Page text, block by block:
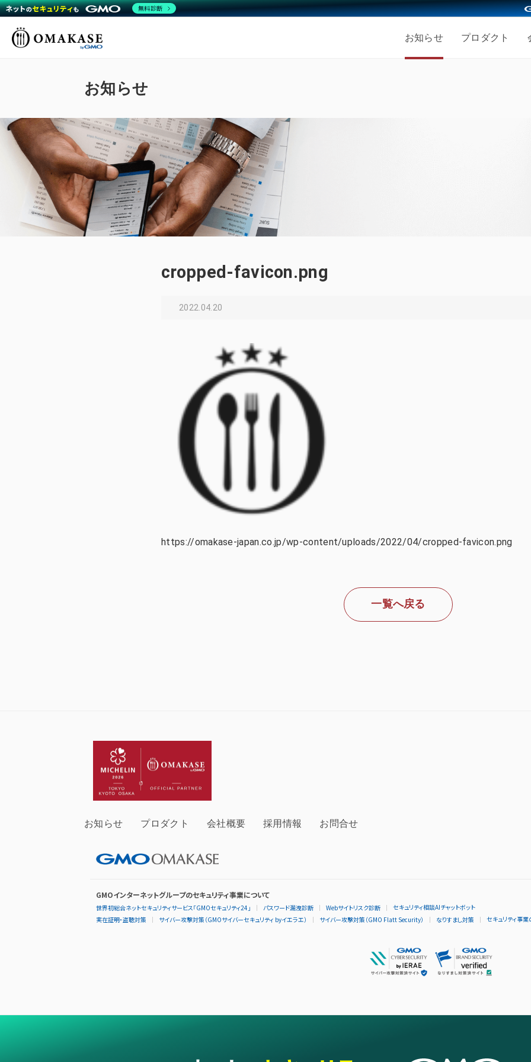
お知らせ プロダクト
会社を知る
ミッション
事業内容
働き方
お知らせ
cropped-favicon.png
2022.04.20
https://omakase-japan.co.jp/wp-content/uploads/2022/04/cropped-favicon.png
一覧へ戻る
お知らせ プロダクト 会社概要 採用情報 お問合せ
GMOインターネットグループのセキュリティ事業について
世界初総合ネットセキュリティサービス「GMOセキュリティ24」 パスワード漏洩診断 Webサイトリスク診断
セキュリティ相談AIチャットボット
実在証明・盗聴対策
サイバー攻撃対策（GMOサイバーセキュリティ byイエラエ） サイバー攻撃対策（GMO Flatt Security） なりすまし対策 セキュリティ事
無料診断